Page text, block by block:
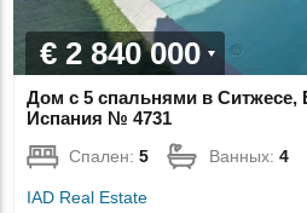
€ 2 840 000
Дом с 5 спальнями в Ситжесе,
Испания № 4731
Спален:5 Ванных:4
IAD Real Estate